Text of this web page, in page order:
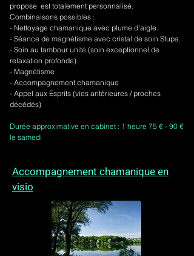
propose est totalement personnalisé.
Combinaisons possibles :
- Nettoyage chamanique avec plume d'aigle.
- Séance de magnétisme avec cristal de soin Stupa.
- Soin au tambour unité (soin exceptionnel de
relaxation profonde)
- Magnétisme
- Accompagnement chamanique
- Appel aux Esprits (vies antérieures / proches
décédés)
Durée approximative en cabinet : 1 heure 75 € - 90 €
le samedi
Accompagnement chamanique en
visio